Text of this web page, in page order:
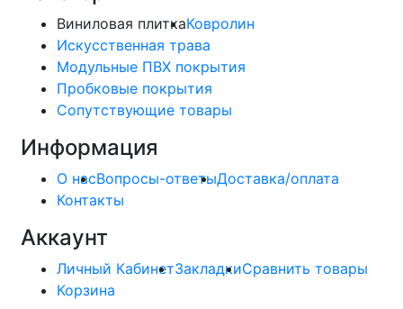
Виниловая плиткаКовролин
Искусственная трава
Модульные ПВХ покрытия
Пробковые покрытия
Сопутствующие товары
Информация
О насВопросы-ответыДоставка/оплата
Контакты
Аккаунт
Личный КабинетЗакладкиСравнить товары
Корзина